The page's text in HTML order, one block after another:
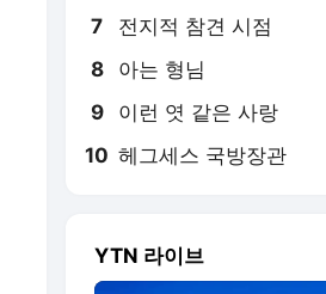
7 전지적 참견 시점
8 아는 형님
9 이런 엿 같은 사랑
10 헤그세스 국방장관
YTN 라이브